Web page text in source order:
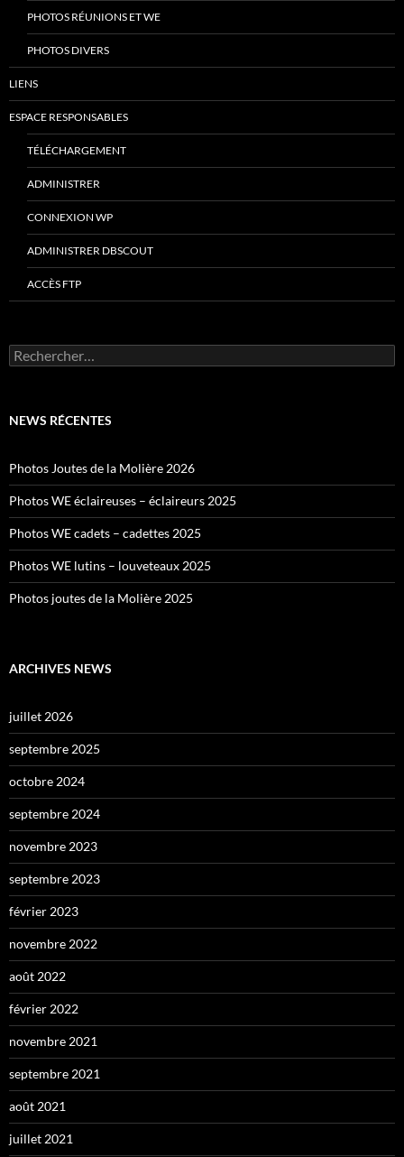
PHOTOS RÉUNIONS ET WE
PHOTOS DIVERS
LIENS
ESPACE RESPONSABLES
TÉLÉCHARGEMENT
ADMINISTRER
CONNEXION WP
ADMINISTRER DBSCOUT
ACCÈS FTP
Rechercher :
NEWS RÉCENTES
Photos Joutes de la Molière 2026
Photos WE éclaireuses – éclaireurs 2025
Photos WE cadets – cadettes 2025
Photos WE lutins – louveteaux 2025
Photos joutes de la Molière 2025
ARCHIVES NEWS
juillet 2026
septembre 2025
octobre 2024
septembre 2024
novembre 2023
septembre 2023
février 2023
novembre 2022
août 2022
février 2022
novembre 2021
septembre 2021
août 2021
juillet 2021